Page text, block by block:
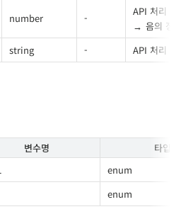
number -
API 처리 실
음의 정
string - API 처리 실
변수명
타입
enum
enum